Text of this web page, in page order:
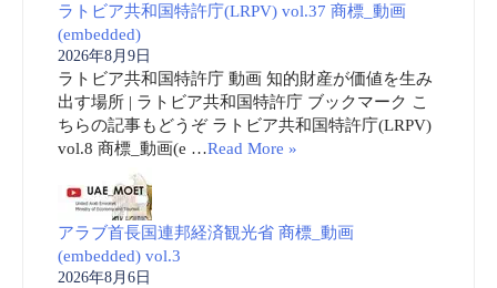
ラトビア共和国特許庁(LRPV) vol.37 商標_動画
(embedded)
2026年8月9日
ラトビア共和国特許庁 動画 知的財産が価値を生み
出す場所 | ラトビア共和国特許庁 ブックマーク こ
ちらの記事もどうぞ ラトビア共和国特許庁(LRPV)
vol.8 商標_動画(e …Read More »
アラブ首長国連邦経済観光省 商標_動画
(embedded) vol.3
2026年8月6日